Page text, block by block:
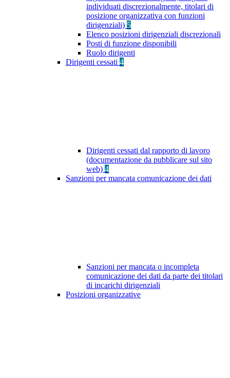
individuati discrezionalmente, titolari di
posizione organizzativa con funzioni
dirigenziali) 5
Elenco posizioni dirigenziali discrezionali
Posti di funzione disponibili
Ruolo dirigenti
Dirigenti cessati 4
Dirigenti cessati dal rapporto di lavoro
(documentazione da pubblicare sul sito
web) 4
Sanzioni per mancata comunicazione dei dati
Sanzioni per mancata o incompleta
comunicazione dei dati da parte dei titolari
di incarichi dirigenziali
Posizioni organizzative